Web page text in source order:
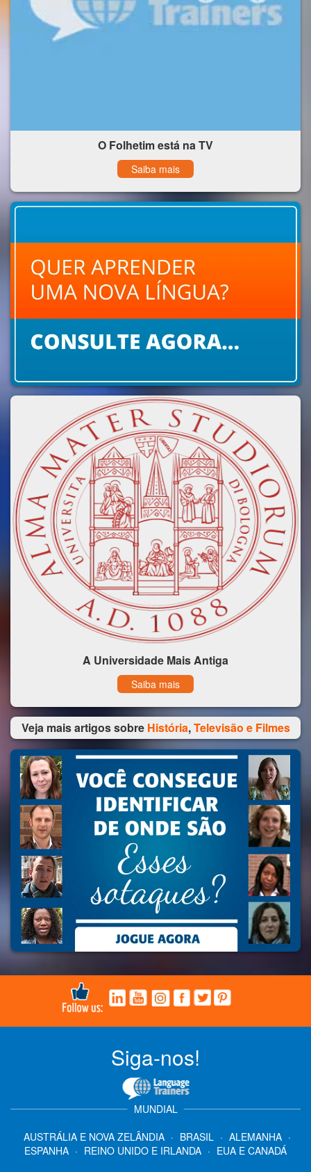
O Folhetim está na TV
Saiba mais
A Universidade Mais Antiga
Saiba mais
Veja mais artigos sobre História,Televisão e Filmes
Siga-nos!
MUNDIAL
AUSTRÁLIA E NOVA ZELÂNDIA · BRASIL · ALEMANHA ·
ESPANHA · REINO UNIDO E IRLANDA · EUA E CANADÁ